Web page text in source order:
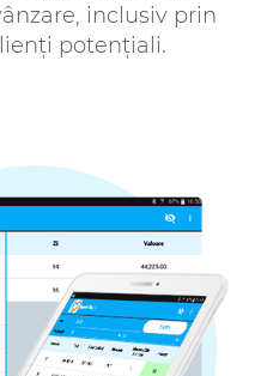
inclusiv prin
potenţiali.